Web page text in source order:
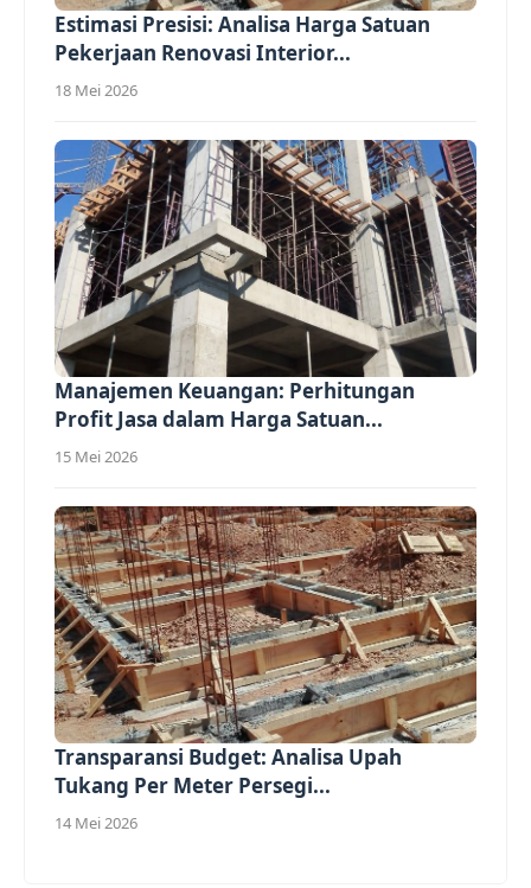
Estimasi Presisi: Analisa Harga Satuan
Pekerjaan Renovasi Interior...
18 Mei 2026
Manajemen Keuangan: Perhitungan
Profit Jasa dalam Harga Satuan...
15 Mei 2026
Transparansi Budget: Analisa Upah
Tukang Per Meter Persegi...
14 Mei 2026